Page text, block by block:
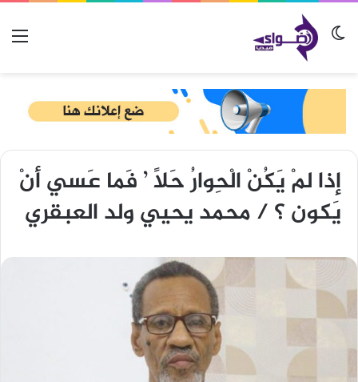
الوضع المظلم
إذا لمْ يَكُنْ الْحِوارُ حَلاً ’ فَما عَسي أنْ
يَكون ؟ / محمد يحيي ولد العبقري